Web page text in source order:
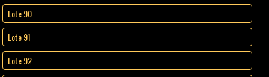
Lote 90
Lote 91
Lote 92